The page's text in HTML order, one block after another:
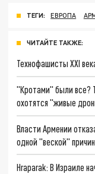
ТЕГИ: ЕВРОПА
ЧИТАЙТЕ ТАКЖЕ:
Технофашисты XXI
"Кротами" были все?
охотятся "живые
Власти Армении
одной "веской"
Hraparak: В Израиле